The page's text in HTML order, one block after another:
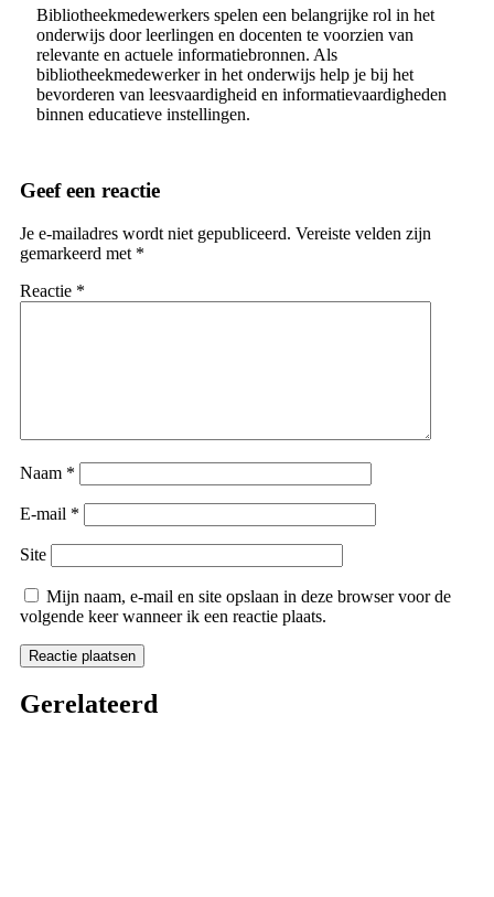
Bibliotheekmedewerkers spelen een belangrijke rol in het
onderwijs door leerlingen en docenten te voorzien van
relevante en actuele informatiebronnen. Als
bibliotheekmedewerker in het onderwijs help je bij het
bevorderen van leesvaardigheid en informatievaardigheden
binnen educatieve instellingen.
Geef een reactie
Je e-mailadres wordt niet gepubliceerd. Vereiste velden zijn
gemarkeerd met *
Reactie *
Naam *
E-mail *
Site
Mijn naam, e-mail en site opslaan in deze browser voor de
volgende keer wanneer ik een reactie plaats.
Gerelateerd